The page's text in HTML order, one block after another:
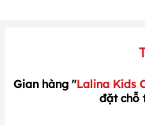
Gian hàng "Lalina Kids
đặt chỗ